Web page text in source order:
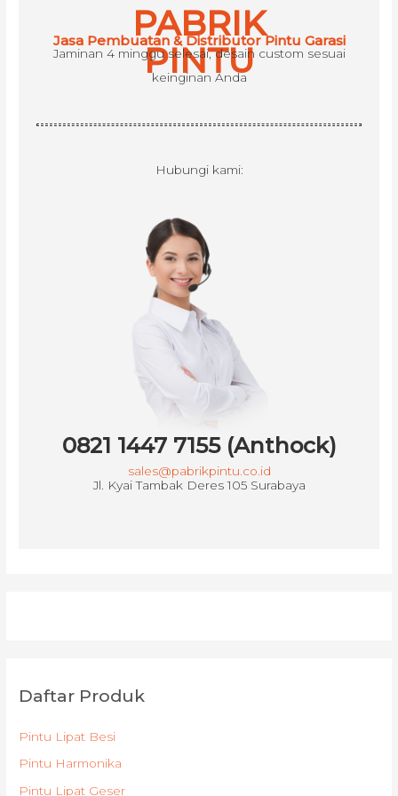
PABRIK
PINTU
Jasa Pembuatan & Distributor Pintu Garasi
Jaminan 4 minggu selesai, desain custom sesuai
keinginan Anda
Hubungi kami:
0821 1447 7155 (Anthock)
sales@pabrikpintu.co.id
Jl. Kyai Tambak Deres 105 Surabaya
Daftar Produk
Pintu Lipat Besi
Pintu Harmonika
Pintu Lipat Geser